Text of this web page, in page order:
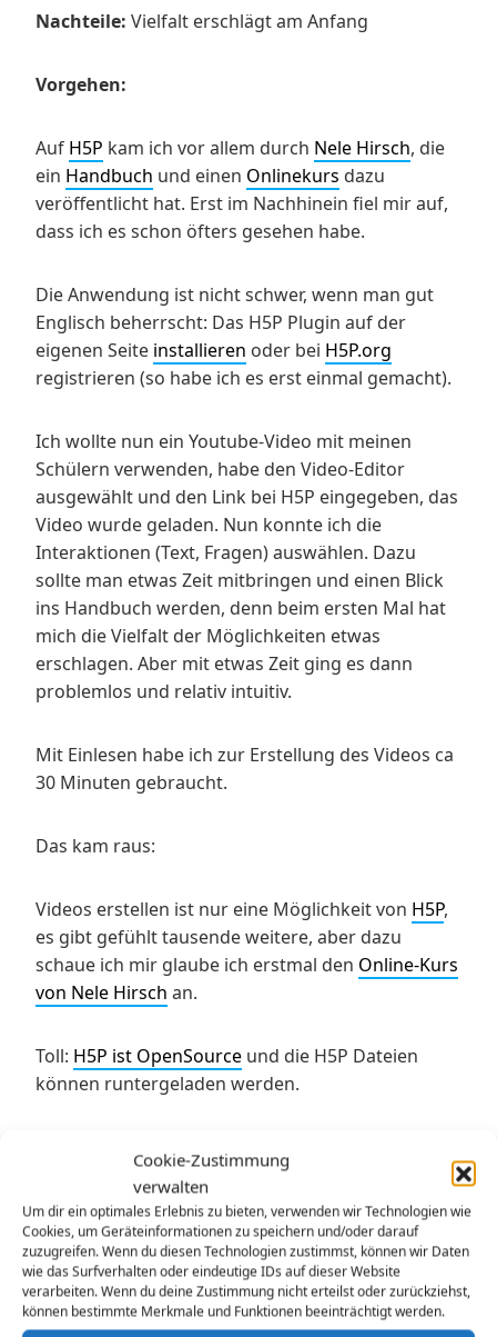
Cookie-Zustimmung
verwalten
Um dir ein optimales Erlebnis zu bieten, verwenden wir Technologien wie
Cookies, um Geräteinformationen zu speichern und/oder darauf
zuzugreifen. Wenn du diesen Technologien zustimmst, können wir Daten
wie das Surfverhalten oder eindeutige IDs auf dieser Website
verarbeiten. Wenn du deine Zustimmung nicht erteilst oder zurückziehst,
können bestimmte Merkmale und Funktionen beeinträchtigt werden.
Nachteile: Vielfalt erschlägt am Anfang
Vorgehen:
Auf H5P kam ich vor allem durch Nele Hirsch, die
ein Handbuch und einen Onlinekurs dazu
veröffentlicht hat. Erst im Nachhinein fiel mir auf,
dass ich es schon öfters gesehen habe.
Die Anwendung ist nicht schwer, wenn man gut
Englisch beherrscht: Das H5P Plugin auf der
eigenen Seite installieren oder bei H5P.org
registrieren (so habe ich es erst einmal gemacht).
Ich wollte nun ein Youtube-Video mit meinen
Schülern verwenden, habe den Video-Editor
ausgewählt und den Link bei H5P eingegeben, das
Video wurde geladen. Nun konnte ich die
Interaktionen (Text, Fragen) auswählen. Dazu
sollte man etwas Zeit mitbringen und einen Blick
ins Handbuch werden, denn beim ersten Mal hat
mich die Vielfalt der Möglichkeiten etwas
erschlagen. Aber mit etwas Zeit ging es dann
problemlos und relativ intuitiv.
Mit Einlesen habe ich zur Erstellung des Videos ca
30 Minuten gebraucht.
Das kam raus:
Videos erstellen ist nur eine Möglichkeit von H5P,
es gibt gefühlt tausende weitere, aber dazu
schaue ich mir glaube ich erstmal den Online-Kurs
von Nele Hirsch an.
Toll: H5P ist OpenSource und die H5P Dateien
können runtergeladen werden.
Mit H5P habe ich ein Video für meine Schülerinnen
und Schüler zum Geburtstag von Samuel Koch
erstellt.
Hier der direkte Link zur Datei beiH5P.org: